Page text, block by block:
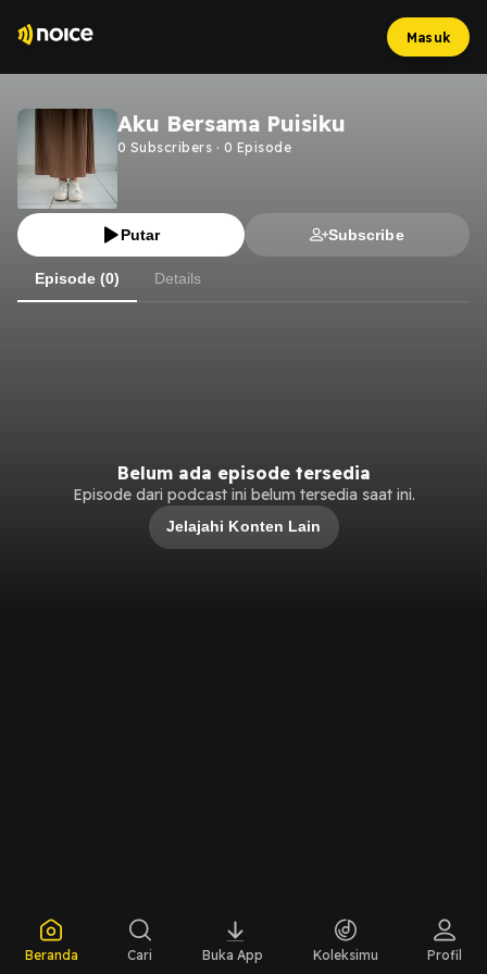
Masuk
Aku Bersama Puisiku
0 Subscribers · 0 Episode
Putar Subscribe
Episode (0) Details
Belum ada episode tersedia
Episode dari podcast ini belum tersedia saat ini.
Jelajahi Konten Lain
Beranda Cari Buka App Koleksimu Profil